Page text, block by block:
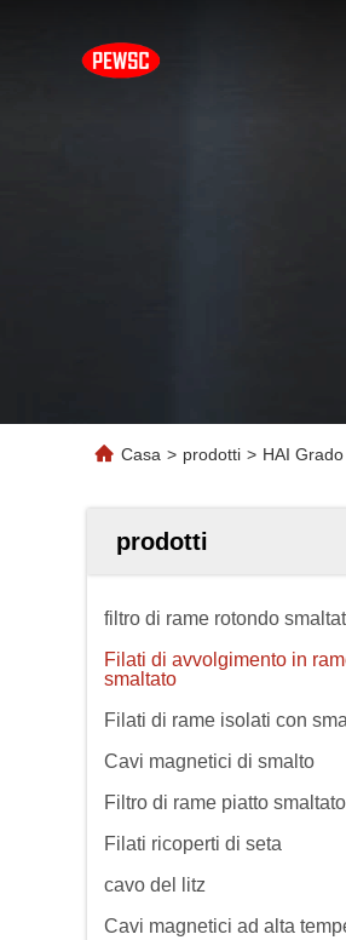
Casa > prodotti > HAI
prodotti
filtro di rame rotondo
Filati di avvolgimento in
smaltato
Filati di rame isolati con
Cavi magnetici di smalto
Filtro di rame piatto smaltato
Filati ricoperti di seta
cavo del litz
Cavi magnetici ad alta